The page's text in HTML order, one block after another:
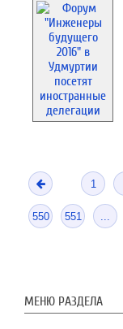
1
550 551
МЕНЮ РАЗДЕЛА